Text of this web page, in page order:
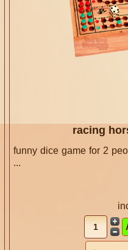
racing
funny dice game for 2
...